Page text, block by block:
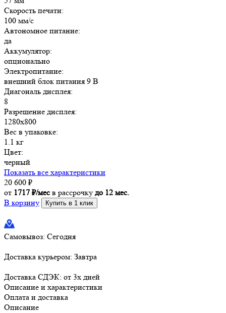
Скорость печати:
100 мм/с
Автономное питание:
да
Аккумулятор:
опционально
Электропитание:
внешний блок питания 9 В
Диагональ дисплея:
8
Разрешение дисплея:
1280x800
Вес в упаковке:
1.1 кг
Цвет:
черный
Показать все характеристики
20 600 ₽
от 1717 ₽/месв рассрочку до 12 мес.
В корзину
Купить в 1 клик
Самовывоз: Сегодня
Доставка курьером: Завтра
Доставка СДЭК: от 3х дней
Описание и характеристики
Оплата и доставка
Описание